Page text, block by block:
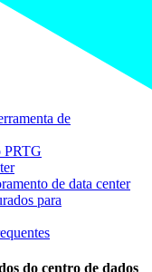
de
PRTG
de data center
para
do centro de dados